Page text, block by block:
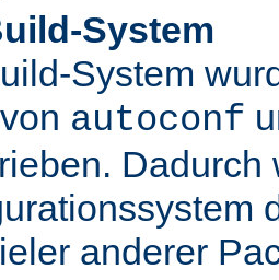
System
System
autoconf
Dadurch
anderer